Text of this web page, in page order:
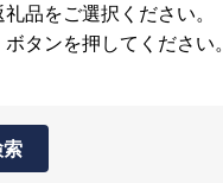
品をご選択ください。
タンを押してください。